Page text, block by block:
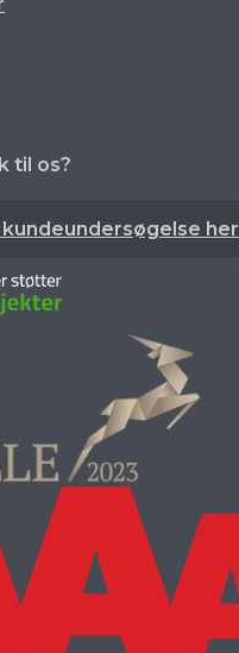
til os?
her